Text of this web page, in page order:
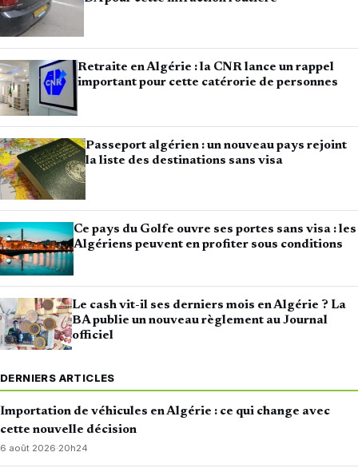
Retraite en Algérie : la CNR lance un rappel
important pour cette catérorie de personnes
Passeport algérien : un nouveau pays rejoint
la liste des destinations sans visa
Ce pays du Golfe ouvre ses portes sans visa : les
Algériens peuvent en profiter sous conditions
Le cash vit-il ses derniers mois en Algérie ? La
BA publie un nouveau règlement au Journal
officiel
DERNIERS ARTICLES
Importation de véhicules en Algérie : ce qui change avec
cette nouvelle décision
6 août 2026·20h24